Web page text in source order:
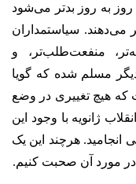
به روز بدتر می‌‌شود
می‌دهند. سیاستمداران
منفعت‌‌طلب‌تر، و
مسلم شده که گویا
که هیچ تغییری در وضع
ژانویه با وجود این
انجامید. هرچند این یک
در مورد آن صحبت کنیم.